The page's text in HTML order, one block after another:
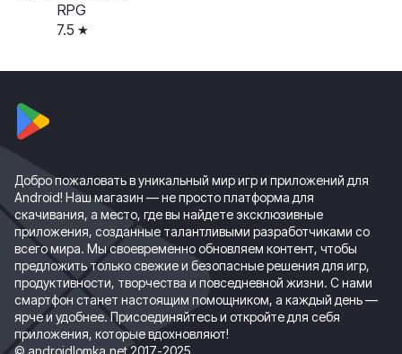
RPG
7.5
Добро пожаловать в уникальный мир игр и приложений для
Android! Наш магазин — не просто платформа для
скачивания, а место, где вы найдете эксклюзивные
приложения, созданные талантливыми разработчиками со
всего мира. Мы своевременно обновляем контент, чтобы
предложить только свежие и безопасные решения для игр,
продуктивности, творчества и повседневной жизни. С нами
смартфон станет настоящим помощником, а каждый день —
ярче и удобнее. Присоединяйтесь и откройте для себя
приложения, которые вдохновляют!
© androidlomka.net 2017-2025